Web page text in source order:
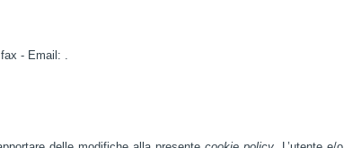
- Email: .